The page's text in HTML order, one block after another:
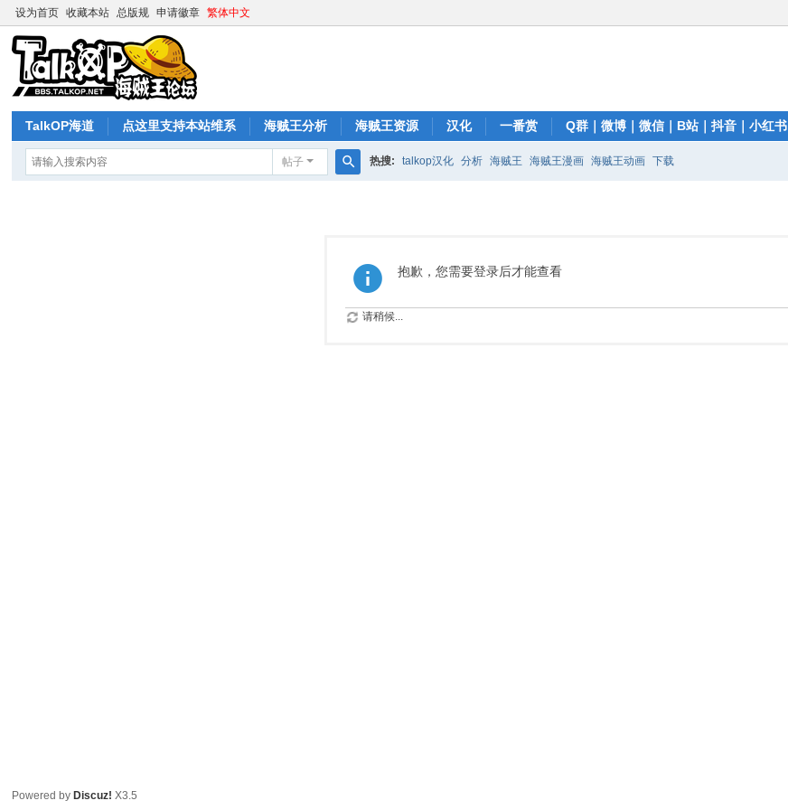
设为首页 收藏本站 总版规 申请徽章 繁体中文
TalkOP海道 点这里支持本站维系 海贼王分析 海贼王资源 汉化 一番赏 Q群｜微博｜微信｜B站｜抖音｜小红书
帖子 热搜: talkop汉化 分析 海贼王 海贼王漫画 海贼王动画 下载
抱歉，您需要登录后才能查看
请稍候...
Powered by Discuz! X3.5